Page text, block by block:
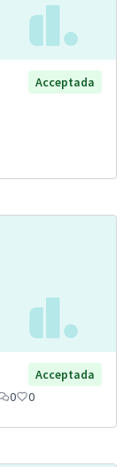
Acceptada
Acceptada
0 0